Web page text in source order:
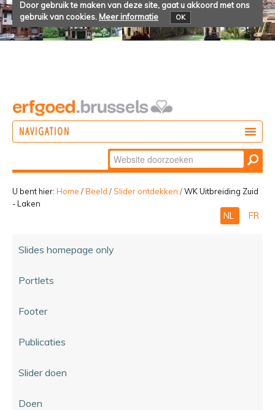
Door gebruik te maken van deze site, gaat u akkoord met ons
gebruik van cookies. Meer informatie OK
NAVIGATION
Zoek
Geavanceerd
zoeken...
U bent hier: Home /Beeld /Slider ontdekken /WK Uitbreiding Zuid
- Laken
NL FR
Slides homepage only
Portlets
Footer
Publicaties
Slider doen
Doen